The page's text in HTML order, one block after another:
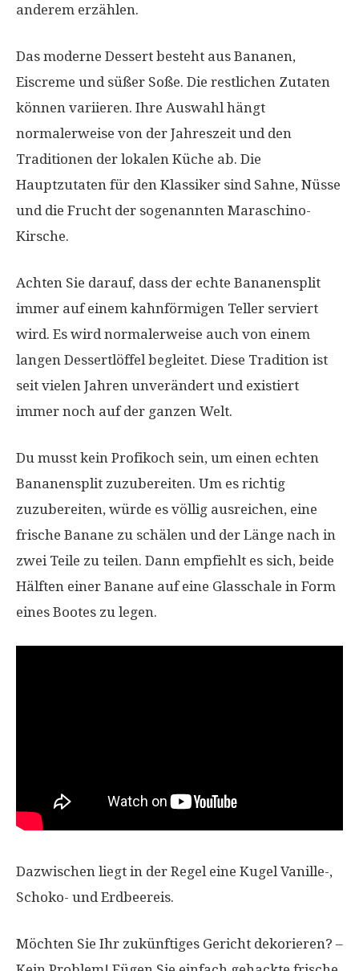
anderem erzählen.
Das moderne Dessert besteht aus Bananen,
Eiscreme und süßer Soße. Die restlichen Zutaten
können variieren. Ihre Auswahl hängt
normalerweise von der Jahreszeit und den
Traditionen der lokalen Küche ab. Die
Hauptzutaten für den Klassiker sind Sahne, Nüsse
und die Frucht der sogenannten Maraschino-
Kirsche.
Achten Sie darauf, dass der echte Bananensplit
immer auf einem kahnförmigen Teller serviert
wird. Es wird normalerweise auch von einem
langen Dessertlöffel begleitet. Diese Tradition ist
seit vielen Jahren unverändert und existiert
immer noch auf der ganzen Welt.
Du musst kein Profikoch sein, um einen echten
Bananensplit zuzubereiten. Um es richtig
zuzubereiten, würde es völlig ausreichen, eine
frische Banane zu schälen und der Länge nach in
zwei Teile zu teilen. Dann empfiehlt es sich, beide
Hälften einer Banane auf eine Glasschale in Form
eines Bootes zu legen.
Dazwischen liegt in der Regel eine Kugel Vanille-,
Schoko- und Erdbeereis.
Möchten Sie Ihr zukünftiges Gericht dekorieren? –